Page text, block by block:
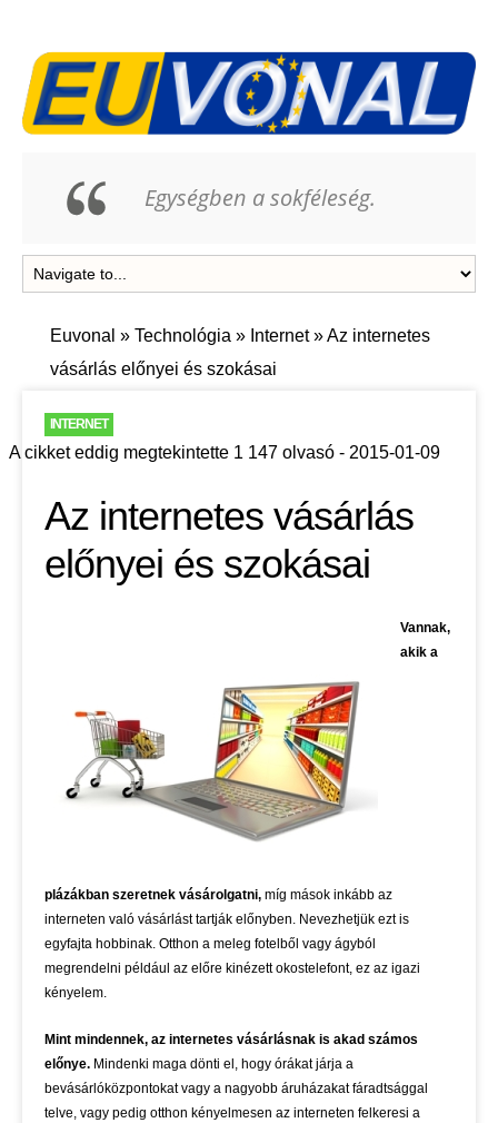
Egységben a sokféleség.
Euvonal » Technológia » Internet »Az internetes
vásárlás előnyei és szokásai
INTERNET
A cikket eddig megtekintette 1 147 olvasó - 2015-01-09
Az internetes vásárlás
előnyei és szokásai
Vannak,
akik a
plázákban szeretnek vásárolgatni, míg mások inkább az
interneten való vásárlást tartják előnyben. Nevezhetjük ezt is
egyfajta hobbinak. Otthon a meleg fotelből vagy ágyból
megrendelni például az előre kinézett okostelefont, ez az igazi
kényelem.
Mint mindennek, az internetes vásárlásnak is akad számos
előnye. Mindenki maga dönti el, hogy órákat járja a
bevásárlóközpontokat vagy a nagyobb áruházakat fáradtsággal
telve, vagy pedig otthon kényelmesen az interneten felkeresi a